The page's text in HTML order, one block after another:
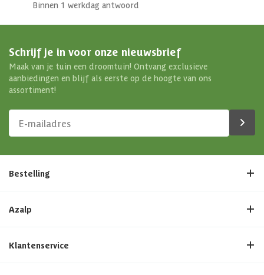
Binnen 1 werkdag antwoord
Schrijf je in voor onze nieuwsbrief
Maak van je tuin een droomtuin! Ontvang exclusieve
aanbiedingen en blijf als eerste op de hoogte van ons
assortiment!
Bestelling
Azalp
Klantenservice